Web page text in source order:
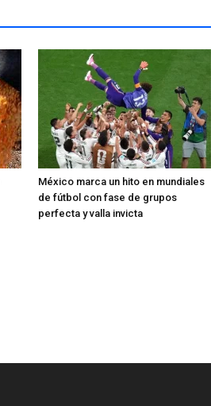
México marca un hito en mundiales
de fútbol con fase de grupos
perfecta y valla invicta